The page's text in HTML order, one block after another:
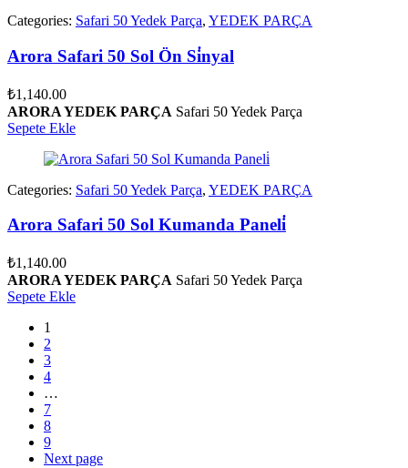
Categories: Safari 50 Yedek Parça, YEDEK PARÇA
Arora Safari 50 Sol Ön Si̇nyal
₺1,140.00
ARORA YEDEK PARÇA Safari 50 Yedek Parça
Sepete Ekle
Categories: Safari 50 Yedek Parça, YEDEK PARÇA
Arora Safari 50 Sol Kumanda Paneli̇
₺1,140.00
ARORA YEDEK PARÇA Safari 50 Yedek Parça
Sepete Ekle
1
2
3
4
…
7
8
9
Next page